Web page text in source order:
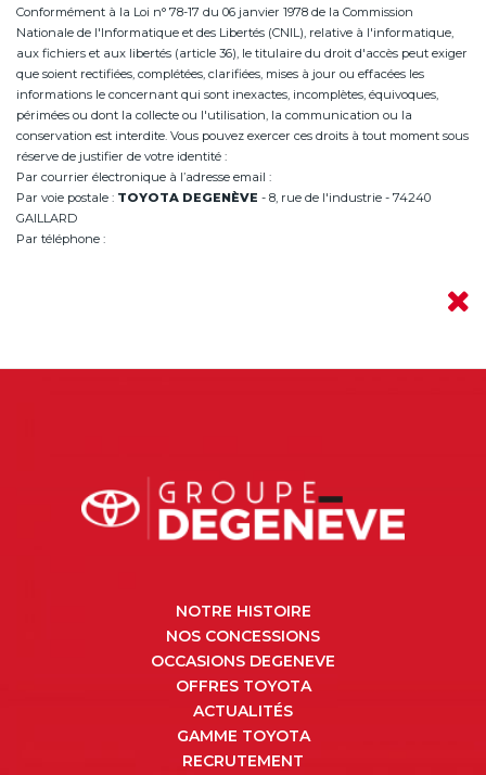
Conformément à la Loi n° 78-17 du 06 janvier 1978 de la Commission
Nationale de l'Informatique et des Libertés (CNIL), relative à l'informatique,
aux fichiers et aux libertés (article 36), le titulaire du droit d'accès peut exiger
que soient rectifiées, complétées, clarifiées, mises à jour ou effacées les
informations le concernant qui sont inexactes, incomplètes, équivoques,
périmées ou dont la collecte ou l'utilisation, la communication ou la
conservation est interdite. Vous pouvez exercer ces droits à tout moment sous
réserve de justifier de votre identité :
Par courrier électronique à l’adresse email :
Par voie postale : TOYOTA DEGENÈVE - 8, rue de l'industrie - 74240
GAILLARD
Par téléphone :
NOTRE HISTOIRE
NOS CONCESSIONS
OCCASIONS DEGENEVE
OFFRES TOYOTA
ACTUALITÉS
GAMME TOYOTA
RECRUTEMENT